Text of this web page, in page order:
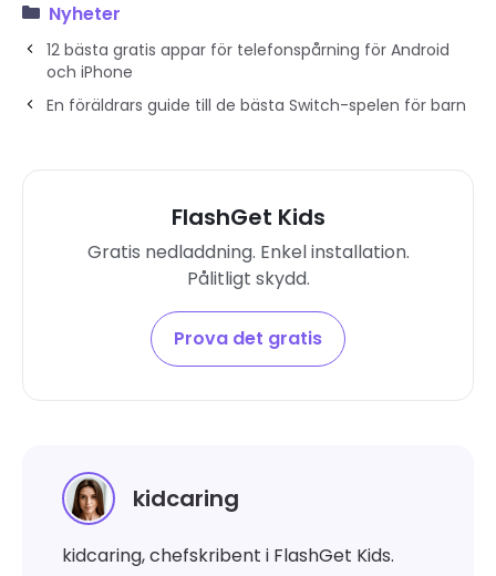
Nyheter
12 bästa gratis appar för telefonspårning för Android
och iPhone
En föräldrars guide till de bästa Switch-spelen för barn
FlashGet Kids
Gratis nedladdning. Enkel installation.
Pålitligt skydd.
Prova det gratis
kidcaring
kidcaring, chefskribent i FlashGet Kids.